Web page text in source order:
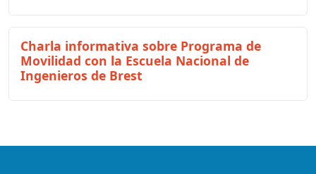
Charla informativa sobre Programa de
Movilidad con la Escuela Nacional de
Ingenieros de Brest